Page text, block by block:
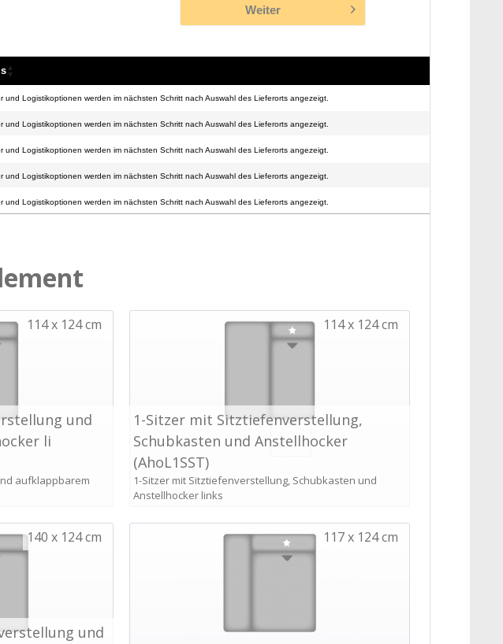
Weiter
und Logistikoptionen werden im nächsten Schritt nach Auswahl des Lieferorts angezeigt.
und Logistikoptionen werden im nächsten Schritt nach Auswahl des Lieferorts angezeigt.
und Logistikoptionen werden im nächsten Schritt nach Auswahl des Lieferorts angezeigt.
und Logistikoptionen werden im nächsten Schritt nach Auswahl des Lieferorts angezeigt.
und Logistikoptionen werden im nächsten Schritt nach Auswahl des Lieferorts angezeigt.